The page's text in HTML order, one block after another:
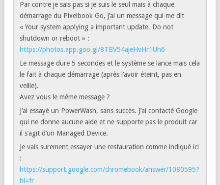
Par contre je sais pas si je suis le seul mais à chaque
démarrage du Pixelbook Go, j’ai un message qui me dit
« Your system applying a important update. Do not
shutdown or reboot » :
https://photos.app.goo.gl/8TBV54ajeHvHr1Uh6
Le message dure 5 secondes et le système se lance mais cela
le fait à chaque démarrage (après l’avoir éteint, pas en
veille).
Avez vous le même message ?
J’ai essayé un PowerWash, sans succès. J’ai contacté Google
qui ne donne aucune aide et ne supporte pas le produit car
il s’agit d’un Managed Device.
Je vais surement essayer une restauration comme indiqué ici
:
https://support.google.com/chromebook/answer/1080595?
hl=fr